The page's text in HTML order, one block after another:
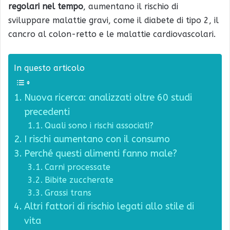
regolari nel tempo, aumentano il rischio di
sviluppare malattie gravi, come il diabete di tipo 2, il
cancro al colon-retto e le malattie cardiovascolari.
In questo articolo
Nuova ricerca: analizzati oltre 60 studi
precedenti
Quali sono i rischi associati?
I rischi aumentano con il consumo
Perché questi alimenti fanno male?
Carni processate
Bibite zuccherate
Grassi trans
Altri fattori di rischio legati allo stile di
vita